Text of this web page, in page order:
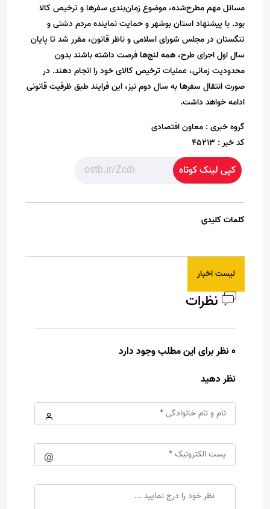
مسائل مهم مطرح‌شده، موضوع زمان‌بندی سفرها و ترخیص کالا
بود. با پیشنهاد استان بوشهر و حمایت نماینده مردم دشتی و
تنگستان در مجلس شورای اسلامی و ناظر قانون، مقرر شد تا پایان
سال اول اجرای طرح، همه لنج‌ها فرصت داشته باشند بدون
محدودیت زمانی، عملیات ترخیص کالای خود را انجام دهند. در
صورت انتقال سفرها به سال دوم نیز، این فرایند طبق ظرفیت قانونی
ادامه خواهد داشت.
گروه خبری : معاون اقتصادی
کد خبر : 45213
کپی لینک کوتاه
کلمات کلیدی
لیست اخبار
نظرات
0 نظر برای این مطلب وجود دارد
نظر دهید